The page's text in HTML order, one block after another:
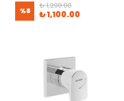
%8
₺ 1,200.00
₺ 1,100.00